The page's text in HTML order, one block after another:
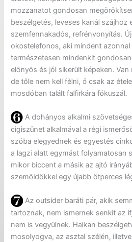
mozzanatot gondosan
beszélgetés, leveses kanál szájhoz
szemfennakadós, refrénvonyítás.
okostelefonos, aki mindent
természetesen mindenkit
előnyös és jól sikerült képeken.
de tőle nem kell félni, ő csak az
mosdóban talált falfirkára fókuszál.
A dohányos alkalmi
cigiszünet alkalmával a régi
szóba elegyednek és egyestés
a lagzi alatt egymást folyamatosan
mikor biccent a másik az ajtó
szemöldökkel egy újabb ötperces
Az outsider baráti pár, akik
tartoznak, nem ismernek senkit az
nem is vegyülnek. Halkan
mosolyogva, az asztal szélén,